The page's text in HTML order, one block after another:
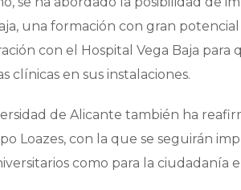
una formación con gran
con el Hospital Vega Baja
clínicas en sus instalaciones.
de Alicante también ha
Loazes, con la que se seguirán
como para la ciudadanía